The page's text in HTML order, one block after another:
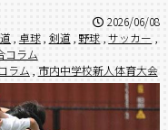
2026/06/08
卓球 , 剣道 , 野球 サッカー
コラム
ラム
市内中学校新人体育大会